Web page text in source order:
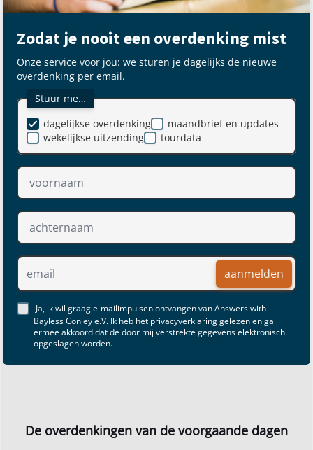
Zodat je nooit een overdenking mist
Onze service voor jou: we sturen je dagelijks de nieuwe
overdenking per email.
Stuur me…
maandbrief en updates
dagelijkse overdenking
wekelijkse uitzending
tourdata
aanmelden
Ja, ik wil graag e-mailimpulsen ontvangen van Answers with
Bayless Conley e.V. Ik heb het privacyverklaringgelezen en ga
ermee akkoord dat de door mij verstrekte gegevens elektronisch
opgeslagen worden.
De overdenkingen van de voorgaande dagen